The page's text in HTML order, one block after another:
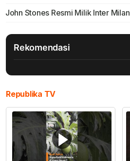
John Stones Resmi Milik Inter Milan
Rekomendasi
Republika TV